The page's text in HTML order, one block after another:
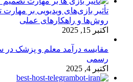
تأثیر بازی‌های ویدیویی بر
روش‌ها و راهکارهای عملی
اکتبر 15, 2025
رسمی
اکتبر 4, 2025